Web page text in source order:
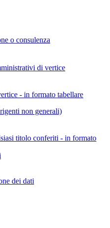
o consulenza
di vertice
- in formato tabellare
non generali)
titolo conferiti - in formato
dei dati